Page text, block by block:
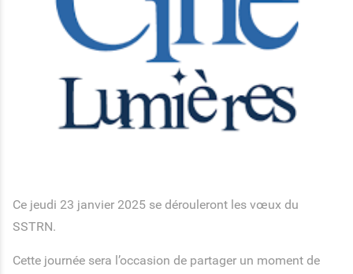
Ce jeudi 23 janvier 2025 se dérouleront les vœux du
SSTRN.
Cette journée sera l’occasion de partager un moment de